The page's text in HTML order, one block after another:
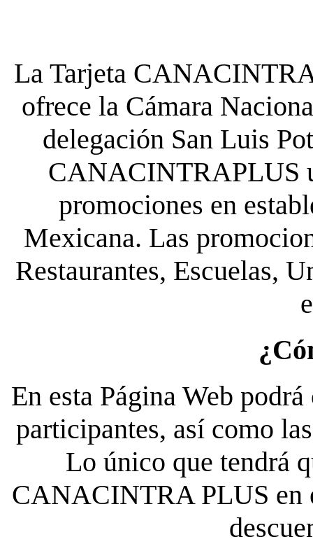
La Tarjeta
ofrece la Cámara
delegación San Luis
CANACINTRAPLUS
promociones en
Mexicana. Las
Restaurantes, Escuelas,
En esta Página Web
participantes, así como
Lo único que tendrá
CANACINTRA PLUS en